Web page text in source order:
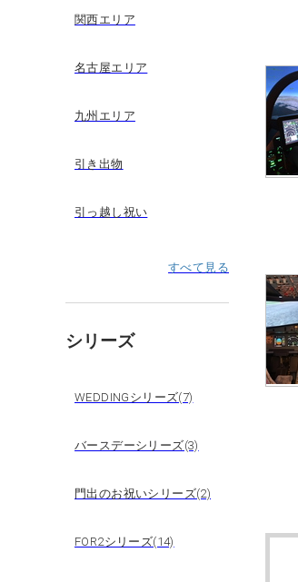
関西エリア
名古屋エリア
九州エリア
引き出物
引っ越し祝い
すべて見る
シリーズ
WEDDINGシリーズ(7)
バースデーシリーズ(3)
門出のお祝いシリーズ(2)
FOR2シリーズ(14)